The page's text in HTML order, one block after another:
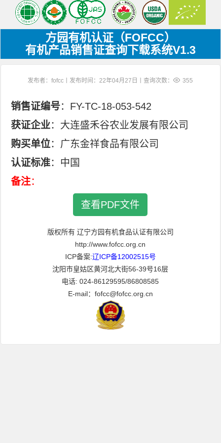
方园有机认证（FOFCC）
有机产品销售证查询下载系统V1.3
发布者：fofcc丨发布时间：22年04月27日丨查询次数： 355
销售证编号：FY-TC-18-053-542
获证企业：大连盛禾谷农业发展有限公司
购买单位：广东金祥食品有限公司
认证标准：中国
备注：
查看PDF文件
版权所有 辽宁方园有机食品认证有限公司
http://www.fofcc.org.cn
ICP备案:辽ICP备12002515号
沈阳市皇姑区黄河北大街56-39号16层
电话: 024-86129595/86808585
E-mail：fofcc@fofcc.org.cn